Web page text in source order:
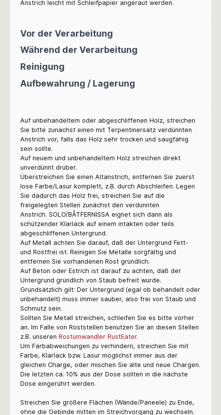
Anstrich leicht mit Schleifpapier angeraut werden.
Vor der Verarbeitung
Während der Verarbeitung
Reinigung
Aufbewahrung / Lagerung
Auf unbehandeltem oder abgeschliffenen Holz, streichen
Sie bitte zunächst einen mit Terpentinersatz verdünnten
Anstrich vor, falls das Holz sehr trocken und saugfähig
sein sollte.
Auf neuem und unbehandeltem Holz streichen direkt
unverdünnt drüber.
Überstreichen Sie einen Altanstrich, entfernen Sie zuerst
lose Farbe/Lasur komplett, z.B. durch Abschleifen. Legen
Sie dadurch das Holz frei, streichen Sie auf die
freigelegten Stellen zunächst den verdünnten
Anstrich. SOLO/BÅTFERNISSA eignet sich dann als
schützender Klarlack auf einem intakten oder teils
abgeschliffenen Untergrund.
Auf Metall achten Sie darauf, daß der Untergrund Fett-
und Rostfrei ist. Reinigen Sie Metalle sorgfältig und
entfernen Sie vorhandenen Rost gründlich.
Auf Beton oder Estrich ist darauf zu achten, daß der
Untergrund gründlich von Staub befreit wurde.
Grundsätzlich gilt: Der Untergrund (egal ob behandelt oder
unbehandelt) muss immer sauber, also frei von Staub und
Schmutz sein.
Sollten Sie Metall streichen, schleifen Sie es bitte vorher
an. Im Falle von Roststellen benutzen Sie an diesen Stellen
z.B. unseren Rostumwandler RustEater.
Um Farbabweichungen zu verhindern, streichen Sie mit
Farbe, Klarlack bzw. Lasur möglichst immer aus der
gleichen Charge, oder mischen Sie alte und neue Chargen.
Die letzten ca. 10% aus der Dose sollten in die nächste
Dose eingerührt werden.
Streichen Sie größere Flächen (Wände/Paneele) zu Ende,
ohne die Gebinde mitten im Streichvorgang zu wechseln.